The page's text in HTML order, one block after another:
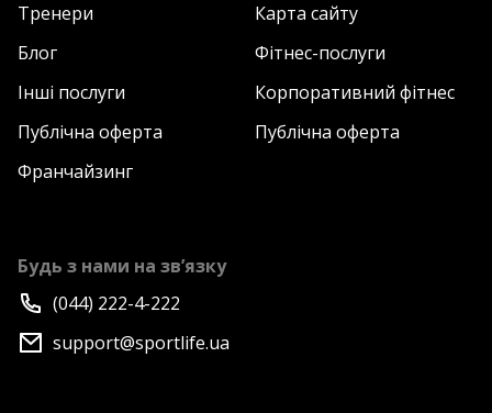
Тренери
Карта сайту
Блог
Фітнес-послуги
Інші послуги
Корпоративний фітнес
Публічна оферта
Публічна оферта
Франчайзинг
Будь з нами на зв’язку
(044) 222-4-222
support@sportlife.ua